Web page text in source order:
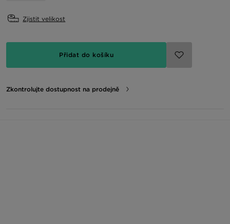
Zjistit velikost
Přidat do košíku
Zkontrolujte dostupnost na prodejně